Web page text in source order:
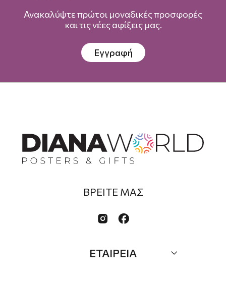
Ανακαλύψτε πρώτοι μοναδικές προσφορές
και τις νέες αφίξεις μας.
Εγγραφή
ΒΡΕΙΤΕ ΜΑΣ
 
ΕΤΑΙΡΕΙΑ